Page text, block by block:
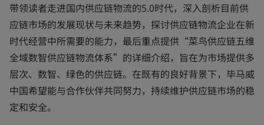
带领读者走进国内供应链物流的5.0时代，深入剖析目前供
应链市场的发展现状与未来趋势，探讨供应链物流企业在新
时代经营中所需要的能力，最后重点提供“菜鸟供应链五维
全域数智供应链物流体系”的详细介绍，旨在为市场提供多
层次、数智、绿色的供应链。在既有的良好背景下，毕马威
中国希望能与合作伙伴共同努力，持续维护供应链市场的稳
定和安全。